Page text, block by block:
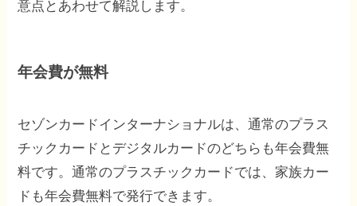
意点とあわせて解説します。
年会費が無料
セゾンカードインターナショナルは、通常のプラス
チックカードとデジタルカードのどちらも年会費無
料です。通常のプラスチックカードでは、家族カー
ドも年会費無料で発行できます。